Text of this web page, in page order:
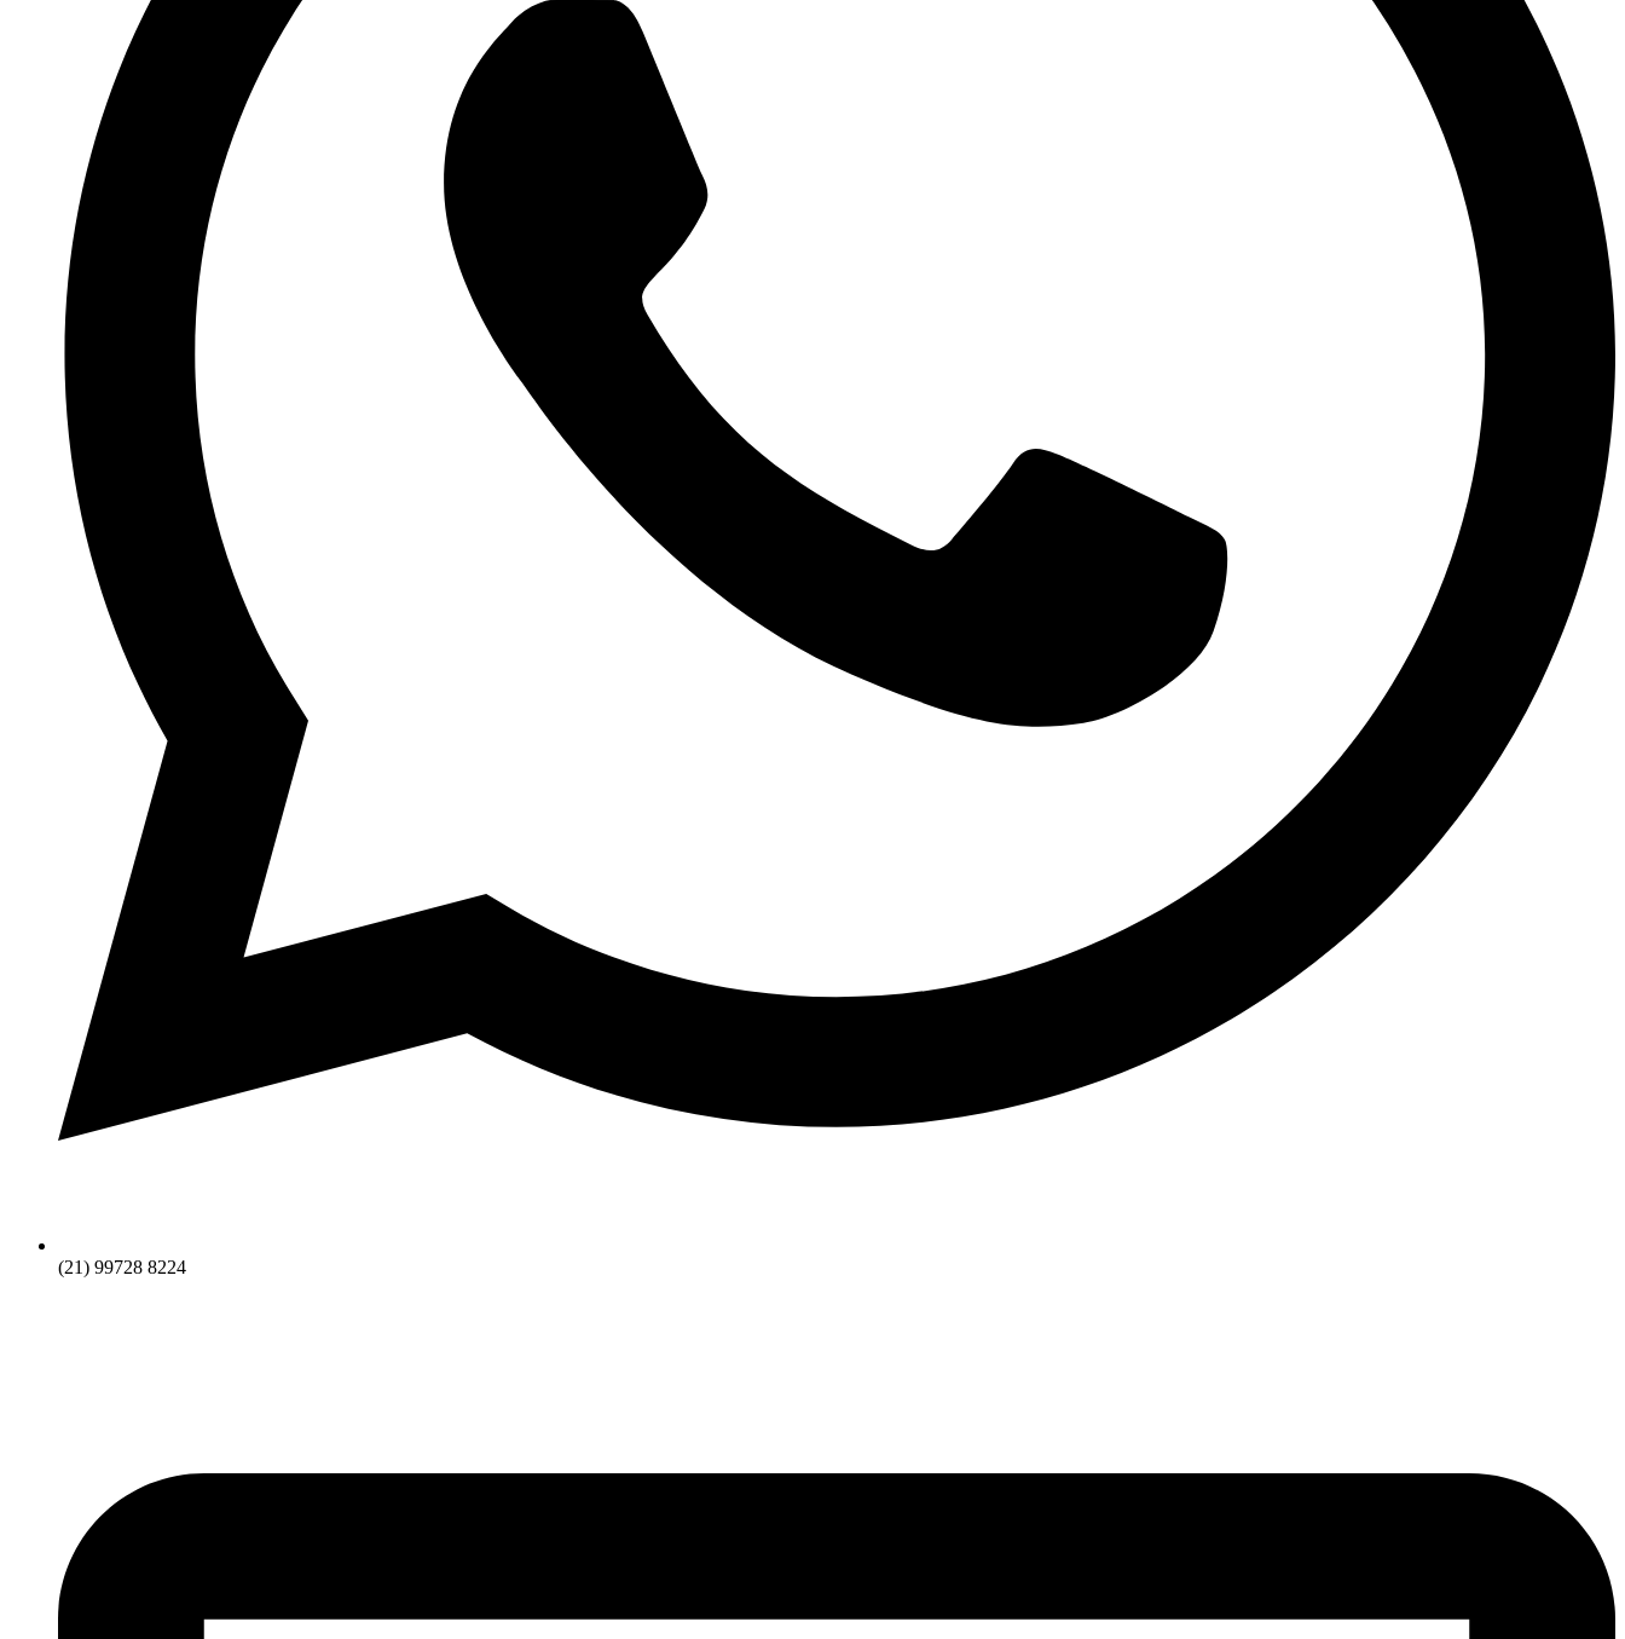
(21) 99728 8224